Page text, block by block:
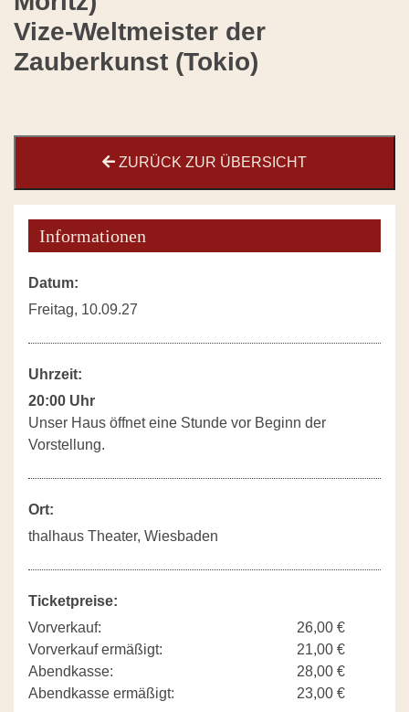
Vize-Weltmeister der
Zauberkunst (Tokio)
ZURÜCK ZUR ÜBERSICHT
Informationen
Datum:
Freitag, 10.09.27
Uhrzeit:
20:00 Uhr
Unser Haus öffnet eine Stunde vor Beginn der
Vorstellung.
Ort:
thalhaus Theater, Wiesbaden
Ticketpreise:
Vorverkauf:
26,00 €
Vorverkauf ermäßigt:
21,00 €
Abendkasse:
28,00 €
Abendkasse ermäßigt:
23,00 €